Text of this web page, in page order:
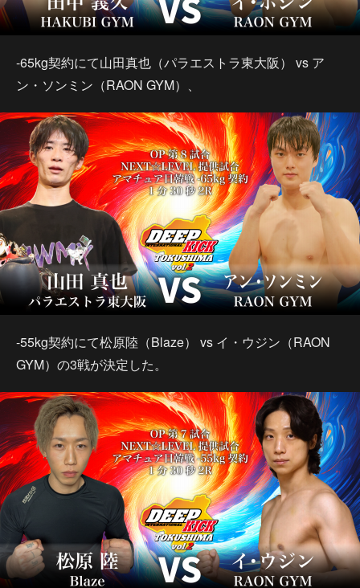
-65kg契約にて山田真也（パラエストラ東大阪） vs ア
ン・ソンミン（RAON GYM）、
-55kg契約にて松原陸（Blaze） vs イ・ウジン（RAON
GYM）の3戦が決定した。